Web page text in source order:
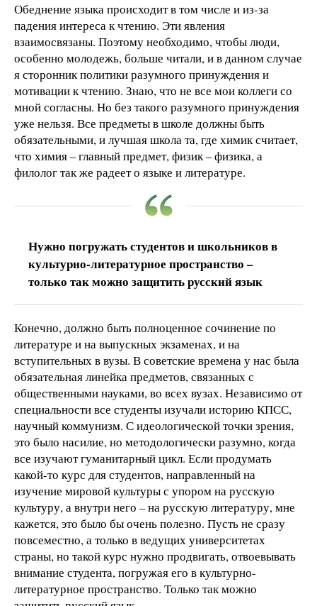
Обеднение языка происходит в том числе и из-за
падения интереса к чтению. Эти явления
взаимосвязаны. Поэтому необходимо, чтобы люди,
особенно молодежь, больше читали, и в данном случае
я сторонник политики разумного принуждения и
мотивации к чтению. Знаю, что не все мои коллеги со
мной согласны. Но без такого разумного принуждения
уже нельзя. Все предметы в школе должны быть
обязательными, и лучшая школа та, где химик считает,
что химия – главный предмет, физик – физика, а
филолог так же радеет о языке и литературе.
Нужно погружать студентов и школьников в
культурно-литературное пространство –
только так можно защитить русский язык
Конечно, должно быть полноценное сочинение по
литературе и на выпускных экзаменах, и на
вступительных в вузы. В советские времена у нас была
обязательная линейка предметов, связанных с
общественными науками, во всех вузах. Независимо от
специальности все студенты изучали историю КПСС,
научный коммунизм. С идеологической точки зрения,
это было насилие, но методологически разумно, когда
все изучают гуманитарный цикл. Если продумать
какой-то курс для студентов, направленный на
изучение мировой культуры с упором на русскую
культуру, а внутри него – на русскую литературу, мне
кажется, это было бы очень полезно. Пусть не сразу
повсеместно, а только в ведущих университетах
страны, но такой курс нужно продвигать, отвоевывать
внимание студента, погружая его в культурно-
литературное пространство. Только так можно